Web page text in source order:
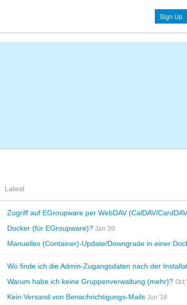
Sign Up
Latest
Zugriff auf EGroupware per WebDAV (CalDAV/
Docker (für EGroupware)? Jan '20
Manuelles (Container)-Update/Downgrade in einer
Wo finde ich die Admin-Zugangsdaten nach der
Warum habe ich keine Gruppenverwaltung (mehr)? Oct
Kein Versand von Benachrichtigungs-Mails Jun '18